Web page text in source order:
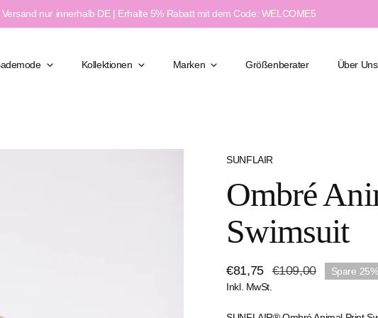
Versand nur innerhalb DE | Erhalte 5% Rabatt mit dem Code: WELCOME5
Moderner Chic
Kollektionen Marken Größenberater Über Uns
SUNFLAIR
Ombré
Swimsuit
Verkaufspreis
€81,75
Regulärer
Preis
€109,00 Spare 25%
Inkl. MwSt.